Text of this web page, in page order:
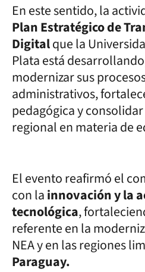
En este sentido, la
Plan Estratégico de
Digitalque la
Plata está
modernizar sus
administrativos,
pedagógica y
regional en materia de
El evento reafirmó el
con lainnovación y la
tecnológica,
referente en la
NEA y en las regiones
Paraguay.